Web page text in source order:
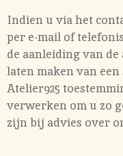
Indien u via het
per e-mail of
de aanleiding van
laten maken van
Atelier925
verwerken om u zo
zijn bij advies over